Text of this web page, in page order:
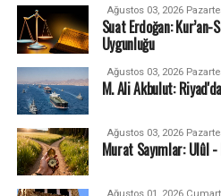
Ağustos 03, 2026
Suat Erdoğan: Kur’an-
Uygunluğu
Ağustos 03, 2026
M. Ali Akbulut:
Ağustos 03, 2026
Murat Sayımlar: Ulûl -